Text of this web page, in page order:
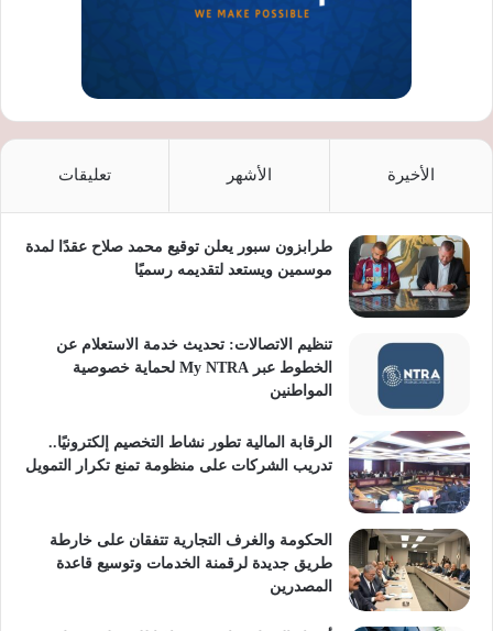
الأخيرة الأشهر تعليقات
طرابزون سبور يعلن توقيع محمد صلاح عقدًا لمدة
موسمين ويستعد لتقديمه رسميًا
تنظيم الاتصالات: تحديث خدمة الاستعلام عن
الخطوط عبر My NTRA لحماية خصوصية
المواطنين
الرقابة المالية تطور نشاط التخصيم إلكترونيًا..
تدريب الشركات على منظومة تمنع تكرار التمويل
الحكومة والغرف التجارية تتفقان على خارطة
طريق جديدة لرقمنة الخدمات وتوسيع قاعدة
المصدرين